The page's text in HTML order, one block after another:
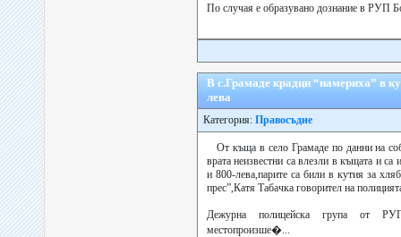
По случая е образувано дознание в РУП
В с.Грамаде крадци “намериха” в
лева
Категория: Правосъдие
От къща в село Грамаде по данни на
врата неизвестни са влезли в къщата и
и 800-лева,парите са били в кутия за
прес”,Катя Табачка говорител на
Дежурна полицейска група от
местопроизше�...